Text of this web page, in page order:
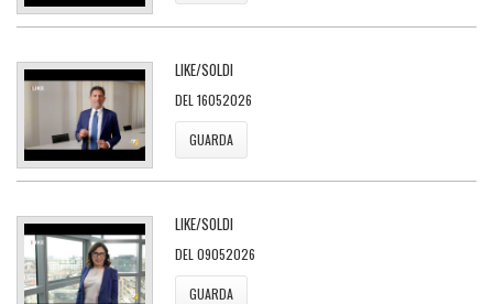
LIKE/SOLDI
DEL 16052026
GUARDA
LIKE/SOLDI
DEL 09052026
GUARDA